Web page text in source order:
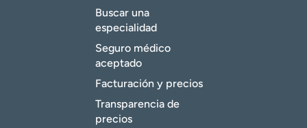
Buscar una
especialidad
Seguro médico
aceptado
Facturación y precios
Transparencia de
precios